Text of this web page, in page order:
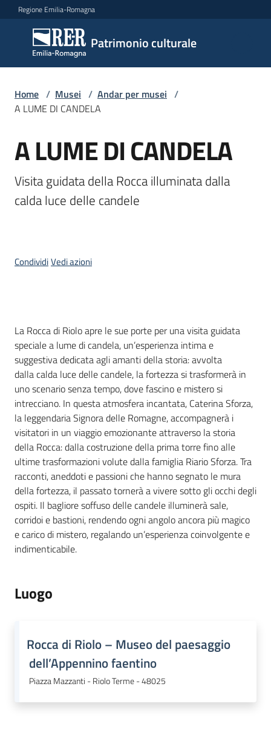
Vai al contenuto
Vai alla navigazione
Vai al footer
Regione Emilia-Romagna
Patrimonio culturale
Patrimonio
culturale
Argomenti
Novità
Servizi
Bandi
Progetti
Mediateca
Giuseppe
Guglielmi
Seguici
su
Home / Musei / Andar per musei /
A LUME DI CANDELA
Salta al contenuto
A LUME DI CANDELA
Visita guidata della Rocca illuminata dalla
calda luce delle candele
CondividiVedi azioni
Cos'è
La Rocca di Riolo apre le sue porte per una visita guidata
speciale a lume di candela, un’esperienza intima e
suggestiva dedicata agli amanti della storia: avvolta
dalla calda luce delle candele, la fortezza si trasformerà in
uno scenario senza tempo, dove fascino e mistero si
intrecciano. In questa atmosfera incantata, Caterina Sforza,
la leggendaria Signora delle Romagne, accompagnerà i
visitatori in un viaggio emozionante attraverso la storia
della Rocca: dalla costruzione della prima torre fino alle
ultime trasformazioni volute dalla famiglia Riario Sforza. Tra
racconti, aneddoti e passioni che hanno segnato le mura
della fortezza, il passato tornerà a vivere sotto gli occhi degli
ospiti. Il bagliore soffuso delle candele illuminerà sale,
corridoi e bastioni, rendendo ogni angolo ancora più magico
e carico di mistero, regalando un’esperienza coinvolgente e
indimenticabile.
Luogo
Rocca di Riolo – Museo del paesaggio
dell’Appennino faentino
Piazza Mazzanti - Riolo Terme - 48025